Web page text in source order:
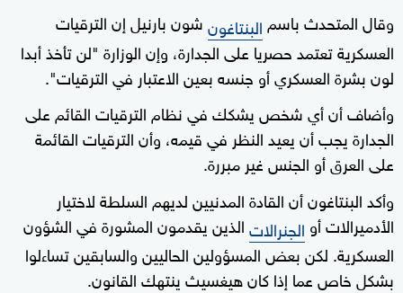
وقال المتحدث باسم البنتاغونشون بارنيل إن الترقيات
العسكرية تعتمد حصريا على الجدارة، وإن الوزارة "لن تأخذ أبدا
لون بشرة العسكري أو جنسه بعين الاعتبار في الترقيات".
وأضاف أن أي شخص يشكك في نظام الترقيات القائم على
الجدارة يجب أن يعيد النظر في قيمه، وأن الترقيات القائمة
على العرق أو الجنس غير مبررة.
وأكد البنتاغون أن القادة المدنيين لديهم السلطة لاختيار
الأدميرالات أو الجنرالاتالذين يقدمون المشورة في الشؤون
العسكرية. لكن بعض المسؤولين الحاليين والسابقين تساءلوا
بشكل خاص عما إذا كان هيغسيث ينتهك القانون.